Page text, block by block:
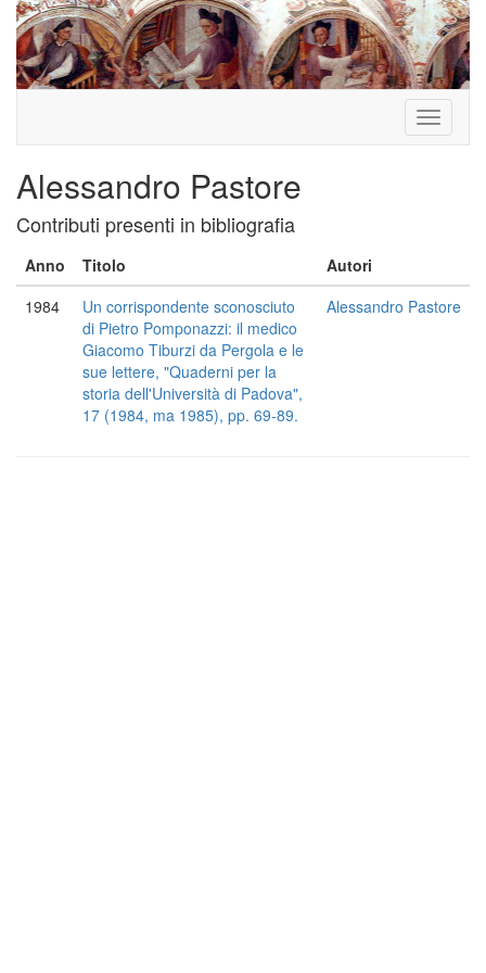
Toggle
Alessandro Pastore
Contributi presenti in bibliografia
Anno Titolo
Autori
1984
Un corrispondente sconosciuto
di Pietro Pomponazzi: il medico
Giacomo Tiburzi da Pergola e le
sue lettere, "Quaderni per la
storia dell'Università di Padova",
17 (1984, ma 1985), pp. 69-89.
Alessandro Pastore